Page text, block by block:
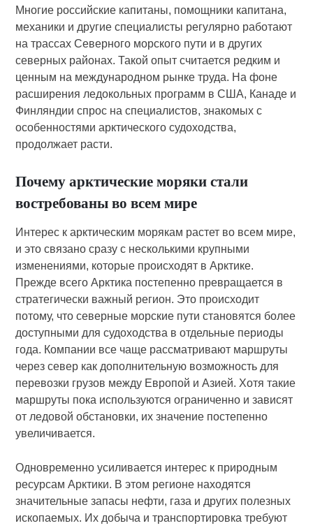
Многие российские капитаны, помощники капитана,
механики и другие специалисты регулярно работают
на трассах Северного морского пути и в других
северных районах. Такой опыт считается редким и
ценным на международном рынке труда. На фоне
расширения ледокольных программ в США, Канаде и
Финляндии спрос на специалистов, знакомых с
особенностями арктического судоходства,
продолжает расти.
Почему арктические моряки стали
востребованы во всем мире
Интерес к арктическим морякам растет во всем мире,
и это связано сразу с несколькими крупными
изменениями, которые происходят в Арктике.
Прежде всего Арктика постепенно превращается в
стратегически важный регион. Это происходит
потому, что северные морские пути становятся более
доступными для судоходства в отдельные периоды
года. Компании все чаще рассматривают маршруты
через север как дополнительную возможность для
перевозки грузов между Европой и Азией. Хотя такие
маршруты пока используются ограниченно и зависят
от ледовой обстановки, их значение постепенно
увеличивается.
Одновременно усиливается интерес к природным
ресурсам Арктики. В этом регионе находятся
значительные запасы нефти, газа и других полезных
ископаемых. Их добыча и транспортировка требуют